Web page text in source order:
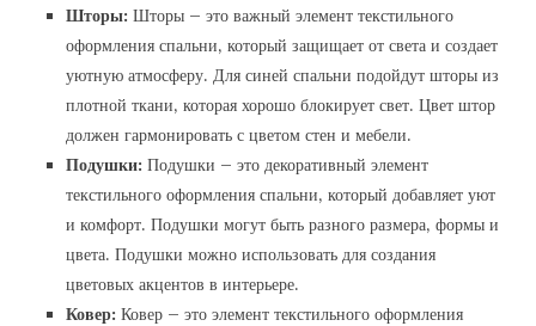
Шторы: Шторы – это важный элемент текстильного
оформления спальни‚ который защищает от света и создает
уютную атмосферу. Для синей спальни подойдут шторы из
плотной ткани‚ которая хорошо блокирует свет. Цвет штор
должен гармонировать с цветом стен и мебели.
Подушки: Подушки – это декоративный элемент
текстильного оформления спальни‚ который добавляет уют
и комфорт. Подушки могут быть разного размера‚ формы и
цвета. Подушки можно использовать для создания
цветовых акцентов в интерьере.
Ковер: Ковер – это элемент текстильного оформления